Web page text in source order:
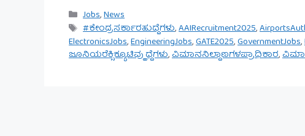
Categories
Jobs,News
Tags
#ಕೇಂದ್ರಸರ್ಕಾರಹುದ್ದೆಗಳು,AAIRecruitment2025,
ElectronicsJobs,EngineeringJobs,GATE2025,GovernmentJobs,
ಜೂನಿಯರೆಕ್ಸಿಕ್ಯೂಟಿವ್ಹುದ್ದೆಗಳು,ವಿಮಾನನಿಲ್ದಾಣಗಳಪ್ರಾಧಿಕಾರ,